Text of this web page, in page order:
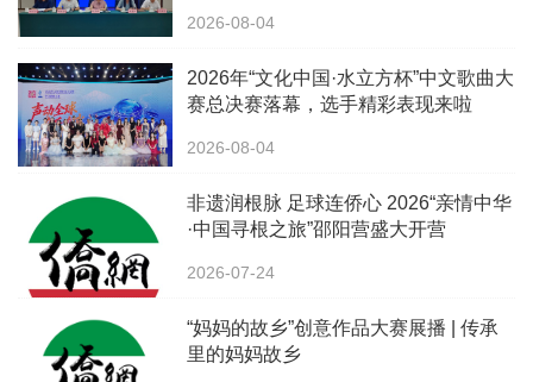
2026-08-04
2026年“文化中国·水立方杯”中文歌曲大
赛总决赛落幕，选手精彩表现来啦
2026-08-04
非遗润根脉 足球连侨心 2026“亲情中华
·中国寻根之旅”邵阳营盛大开营
2026-07-24
“妈妈的故乡”创意作品大赛展播 | 传承
里的妈妈故乡